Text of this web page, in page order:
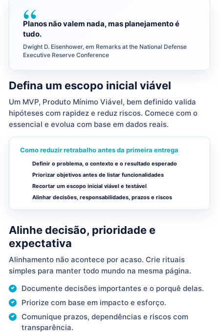
Planos não valem nada, mas planejamento é
tudo.
Dwight D. Eisenhower, em Remarks at the National Defense
Executive Reserve Conference
Defina um escopo inicial viável
Um MVP, Produto Mínimo Viável, bem definido valida
hipóteses com rapidez e reduz riscos. Comece com o
essencial e evolua com base em dados reais.
Como reduzir retrabalho antes da primeira entrega
Definir o problema, o contexto e o resultado esperado
Priorizar objetivos antes de listar funcionalidades
Recortar um escopo inicial viável e testável
Alinhar decisões, responsabilidades, prazos e riscos
Alinhe decisão, prioridade e
expectativa
Alinhamento não acontece por acaso. Crie rituais
simples para manter todo mundo na mesma página.
Documente decisões importantes e o porquê delas.
Priorize com base em impacto e esforço.
Comunique prazos, dependências e riscos com
transparência.